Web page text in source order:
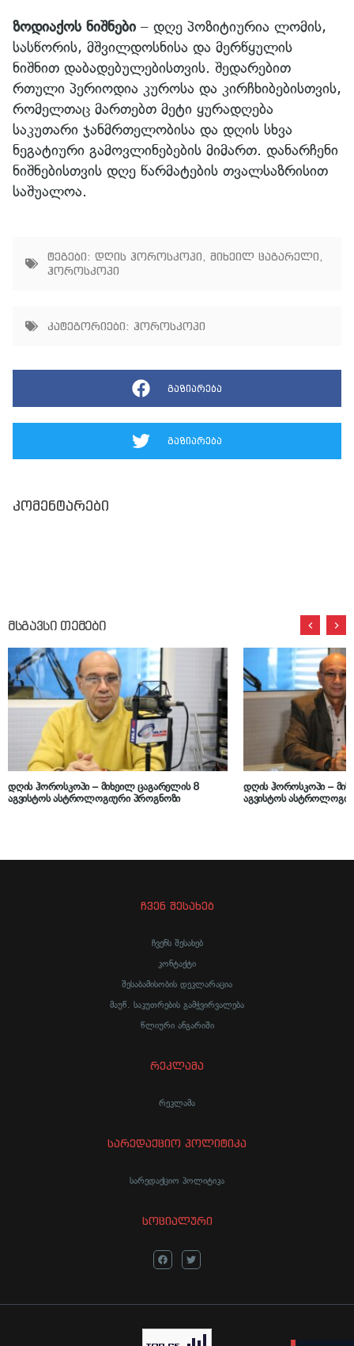
ზოდიაქოს ნიშნები – დღე პოზიტიურია ლომის,
სასწორის, მშვილდოსნისა და მერწყულის
ნიშნით დაბადებულებისთვის. შედარებით
რთული პერიოდია კუროსა და კირჩხიბებისთვის,
რომელთაც მართებთ მეტი ყურადღება
საკუთარი ჯანმრთელობისა და დღის სხვა
ნეგატიური გამოვლინებების მიმართ. დანარჩენი
ნიშნებისთვის დღე წარმატების თვალსაზრისით
საშუალოა.
ტეგები: დღის ჰოროსკოპი, მიხეილ ცაგარელი,
ჰოროსკოპი
კატეგორიები: ჰოროსკოპი
გაზიარება
გაზიარება
კომენტარები
მსგავსი თემები
დღის ჰოროსკოპი – მიხეილ ცაგარელის 8
აგვისტოს ასტროლოგიური პროგნოზი
დღის ჰოროსკოპი –
აგვისტოს
ჩვენ შესახებ
ჩვენს შესახებ
კონტაქტი
შესაბამისობის დეკლარაცია
მაუწ. საკუთრების გამჭვირვალება
წლიური ანგარიში
რეკლამა
რეკლამა
სარედაქციო პოლიტიკა
სარედაქციო პოლიტიკა
სოციალური